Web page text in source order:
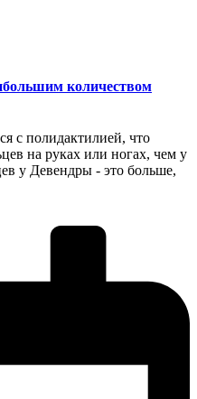
количеством
с полидактилией, что
на руках или ногах, чем у
у Девендры - это больше,